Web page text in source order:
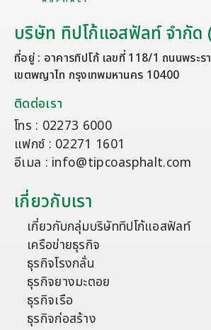
บริษัท ทิปโก้แอสฟัลท์ จำกัด
ที่อยู่ : อาคารทิปโก้ เลขที่ 118/1 ถนนพระ
เขตพญาไท กรุงเทพมหานคร 10400
ติดต่อเรา
โทร : 02273 6000
แฟกซ์ : 02271 1601
อีเมล : info@tipcoasphalt.com
เกี่ยวกับเรา
เกี่ยวกับกลุ่มบริษัททิปโก้แอสฟัลท์
เครือข่ายธุรกิจ
ธุรกิจโรงกลั่น
ธุรกิจยางมะตอย
ธุรกิจเรือ
ธุรกิจก่อสร้าง